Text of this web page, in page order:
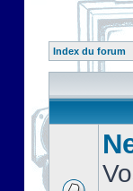
Index du forum